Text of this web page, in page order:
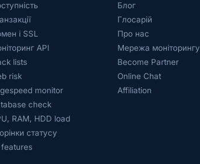
і SSL
API
lists
risk
monitor
check
RAM, HDD load
статусу
features
Блог
Глосарій
Про нас
Мережа моніторингу
Become Partner
Online Chat
Affiliation